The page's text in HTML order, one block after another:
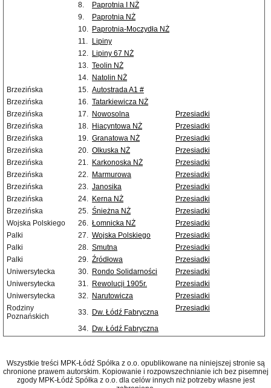
8.
Paprotnia I NŻ
9.
Paprotnia NŻ
10. Paprotnia-Moczydła NŻ
11.
Lipiny
12. Lipiny 67 NŻ
13. Teolin NŻ
14. Natolin NŻ
Brzezińska
15. Autostrada A1 #
Brzezińska
16. Tatarkiewicza NŻ
Brzezińska
17. Nowosolna
Przesiadki
Brzezińska
18. Hiacyntowa NŻ
Przesiadki
Brzezińska
19. Granatowa NŻ
Przesiadki
Brzezińska
20. Olkuska NŻ
Przesiadki
Brzezińska
21. Karkonoska NŻ
Przesiadki
Brzezińska
22. Marmurowa
Przesiadki
Brzezińska
23. Janosika
Przesiadki
Brzezińska
24. Kerna NŻ
Przesiadki
Brzezińska
25. Śnieżna NŻ
Przesiadki
Wojska Polskiego
26. Łomnicka NŻ
Przesiadki
Palki
27. Wojska Polskiego
Przesiadki
Palki
28. Smutna
Przesiadki
Palki
29. Źródłowa
Przesiadki
Uniwersytecka
30. Rondo Solidarności
Przesiadki
Uniwersytecka
31. Rewolucji 1905r.
Przesiadki
Uniwersytecka
32. Narutowicza
Przesiadki
Rodziny
Poznańskich
33. Dw. Łódź Fabryczna Przesiadki
34. Dw. Łódź Fabryczna
Wszystkie treści MPK-Łódź Spółka z o.o. opublikowane na niniejszej stronie są
chronione prawem autorskim. Kopiowanie i rozpowszechnianie ich bez pisemnej
zgody MPK-Łódź Spółka z o.o. dla celów innych niż potrzeby własne jest